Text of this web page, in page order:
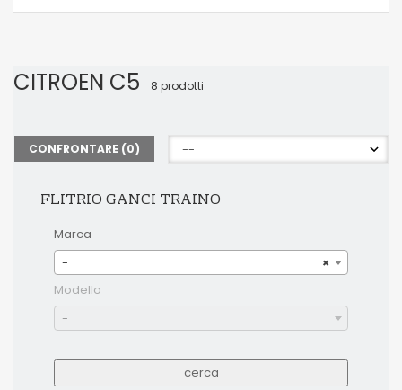
CITROEN C5 8 prodotti
CONFRONTARE (0)
FLITRIO GANCI TRAINO
Marca
×
-
Modello
-